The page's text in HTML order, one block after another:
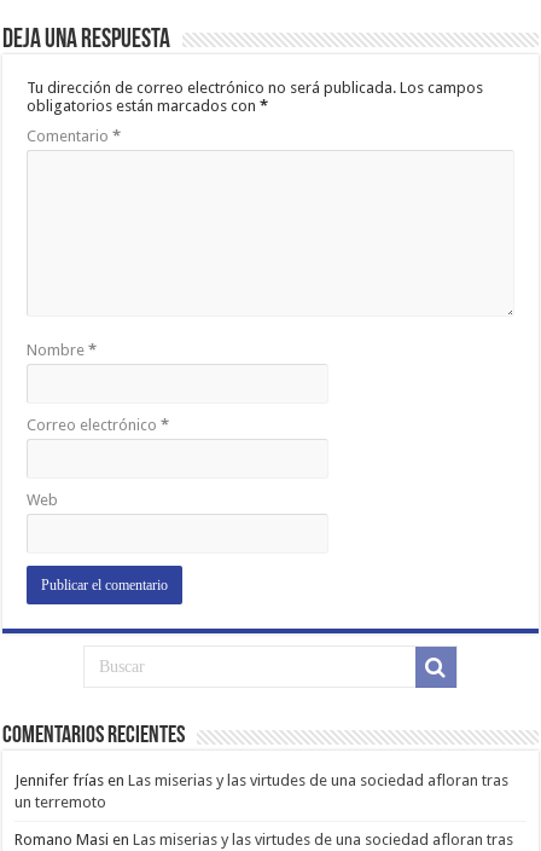
Deja una respuesta
Tu dirección de correo electrónico no será publicada. Los campos
obligatorios están marcados con*
Comentario*
Nombre*
Correo electrónico*
Web
Comentarios Recientes
Jennifer frías enLas miserias y las virtudes de una sociedad afloran tras
un terremoto
Romano Masi enLas miserias y las virtudes de una sociedad afloran tras